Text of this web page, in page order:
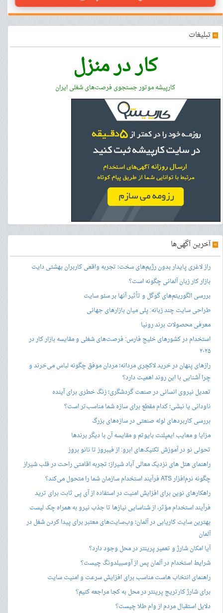
» تبلیغات
کار در منزل
کارپیشه موتور جستجوی فرصت‌های شغلی ایران
»آخرین آگهی‌ها
راز لاغری پایدار بدون رژیم‌های سخت؛ تجربه واقعی کاربران بهشتی دایت
بازار کار زبان آلمانی چگونه است؟
بررسی الگوریتم‌های گوگل و تأثیر آنها بر سئو سایت
طراحی سایت چند زبانه: پلی میان بازارهای جهانی
معرفی محصولات برند رونیا
استخدام در کشورهای خلیج فارس: فرصت‌های شغلی و مقایسه بازار کار در
۲۰۲۵
رازهای پنهان در خرید لاکچری مردانه؛ مردان موفق چگونه لباس می‌خرند و
چرا آشنایی با این روند اهمیت دارد؟
تعدیل نیروی انسانی در صنعت گردشگری؛ زنگ خطری برای آینده
ناودانی یا نبشی؛ کدام مقطع برای سازه شما مناسب‌تر است؟
بررسی کاربردهای لوله صنعتی در سازه‌های بزرگ
مزایا و معایب ایمپلنت بایوتم و مقایسه آن با دیگر برندها
تحولی نو در آموزش تکنیک‌های ابرو: از فیبروز تا نانو بروز
راهنمای هتل های نزدیک معالی آباد شیراز؛ تجربه اقامتی راحت در قلب شیراز
چگونه نرم‌افزار ATS فرآیند استخدام سازمان شما را متحول می‌کند؟
راهکارهای نوین برای افزایش امنیت در استفاده از آی پی ثابت برای ترید
فرآیند استخدام مؤثر، از شناسایی نیازها تا جذب نیرو به همراه چک لیست
بهترین سایت کاریابی در آلمان؛ وب‌سایت‌های معتبر برای پیدا کردن شغل در
آلمان
آیا امکان شارژ و تعمیر پرینتر در محل وجود دارد؟
شرایط استخدام در آلمان پس از آوسبیلدونگ چیست؟
راهنمای انتخاب هاست مناسب برای افزایش سرعت و امنیت سایت
برای شارژ کارتریج پرینتر در محل به کجا مراجعه کنیم؟
دلایل استقبال مردم از وام طلا چیست؟